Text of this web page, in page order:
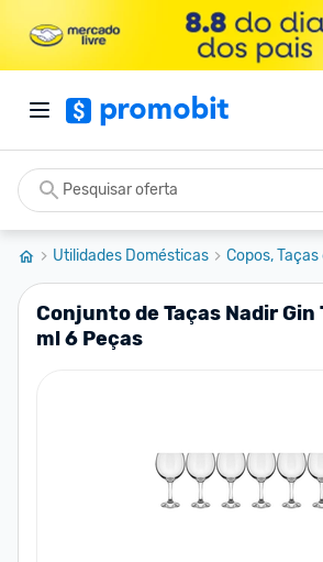
Utilidades Domésticas Copos,
Conjunto de Taças Nadir Gin
ml 6 Peças